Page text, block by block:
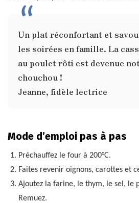
Un plat réconfortant et
les soirées en famille. La
au poulet rôti est devenue
chouchou !
Jeanne, fidèle lectrice
Mode d’emploi pas à pas
Préchauffez le four à 200°C.
Faites revenir oignons, carottes et
Ajoutez la farine, le thym, le sel, le
Remuez.